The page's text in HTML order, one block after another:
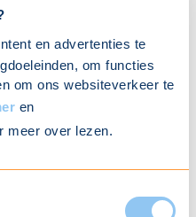
en advertenties te
om functies
om ons websiteverkeer te
en
meer over lezen.
naasten worden
jarig bestaan. Publiceert
een reeks van 60
perspectieven op
van de Samen60